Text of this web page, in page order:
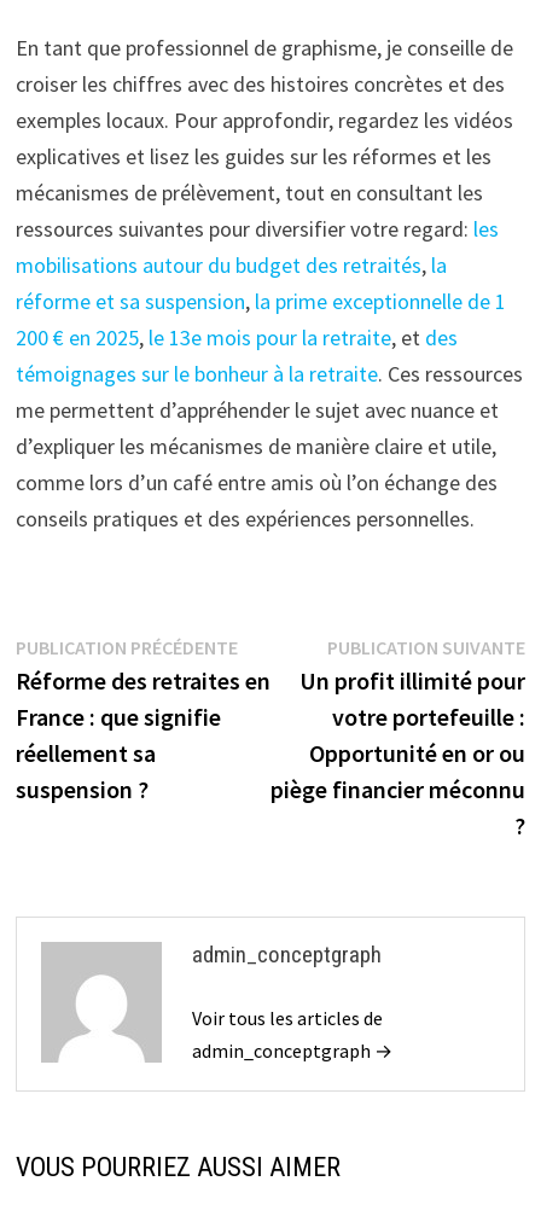
En tant que professionnel de graphisme, je conseille de
croiser les chiffres avec des histoires concrètes et des
exemples locaux. Pour approfondir, regardez les vidéos
explicatives et lisez les guides sur les réformes et les
mécanismes de prélèvement, tout en consultant les
ressources suivantes pour diversifier votre regard: les
mobilisations autour du budget des retraités, la
réforme et sa suspension, la prime exceptionnelle de 1
200 € en 2025, le 13e mois pour la retraite, et des
témoignages sur le bonheur à la retraite. Ces ressources
me permettent d’appréhender le sujet avec nuance et
d’expliquer les mécanismes de manière claire et utile,
comme lors d’un café entre amis où l’on échange des
conseils pratiques et des expériences personnelles.
Navigation
de
l’article
PUBLICATION PRÉCÉDENTEPublication
précédente :
Réforme des retraites en
France : que signifie
réellement sa
suspension ?
PUBLICATION SUIVANTE
Un profit illimité pour
votre portefeuille :
Opportunité en or ou
piège financier méconnu
?
admin_conceptgraph
Voir tous les articles de
admin_conceptgraph →
VOUS POURRIEZ AUSSI AIMER